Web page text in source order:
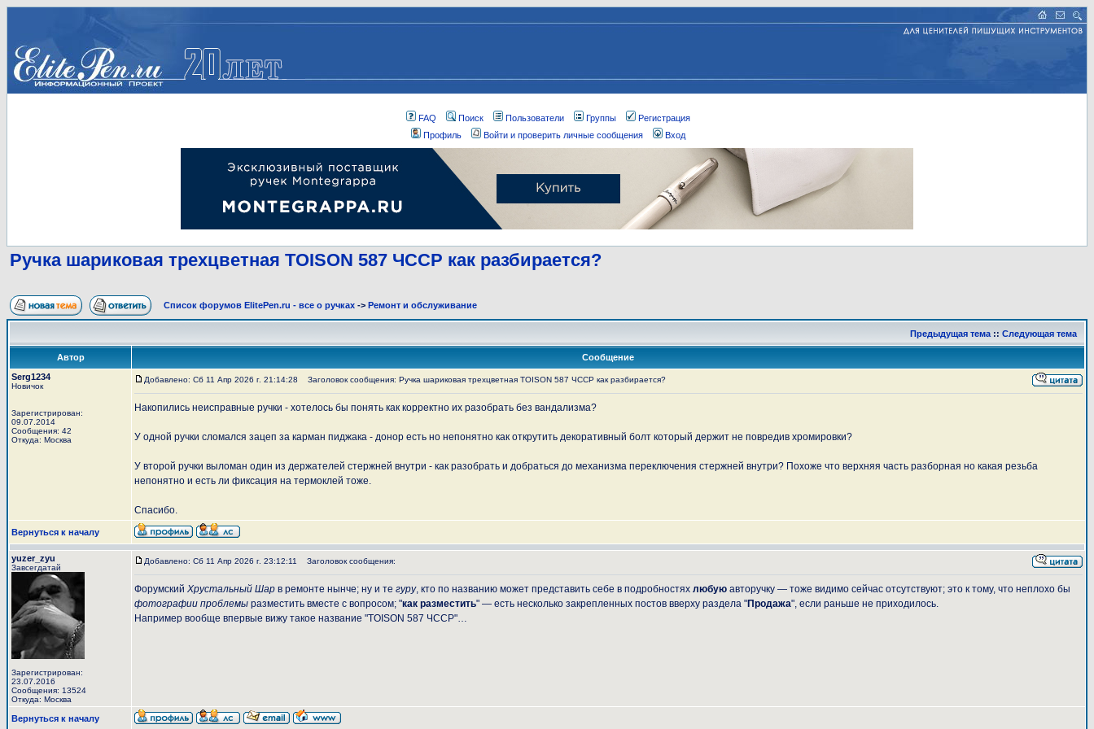
FAQ Поиск Пользователи Группы
Регистрация
Профиль
Войти и проверить личные сообщения Вход
Ручка шариковая трехцветная TOISON 587 ЧССР как разбирается?
Список форумов ElitePen.ru - все о ручках -> Ремонт и обслуживание
Предыдущая тема :: Следующая тема
Автор
Сообщение
Serg1234
Новичок
Зарегистрирован:
09.07.2014
Сообщения: 42
Откуда: Москва
Добавлено: Сб 11 Апр 2026 г. 21:14:28 Заголовок сообщения: Ручка шариковая трехцветная TOISON 587 ЧССР как разбирается?
Накопились неисправные ручки - хотелось бы понять как корректно их разобрать без вандализма?
У одной ручки сломался зацеп за карман пиджака - донор есть но непонятно как открутить декоративный болт который держит не повредив хромировки?
У второй ручки выломан один из держателей стержней внутри - как разобрать и добраться до механизма переключения стержней внутри? Похоже что верхняя часть разборная но какая резьба
непонятно и есть ли фиксация на термоклей тоже.
Спасибо.
Вернуться к началу
yuzer_zyu
Завсегдатай
Зарегистрирован:
23.07.2016
Сообщения: 13524
Откуда: Москва
Добавлено: Сб 11 Апр 2026 г. 23:12:11 Заголовок сообщения:
Форумский Хрустальный Шар в ремонте нынче; ну и те гуру, кто по названию может представить себе в подробностях любую авторучку — тоже видимо сейчас отсутствуют; это к тому, что неплохо бы
фотографии проблемы разместить вместе с вопросом; "как разместить" — есть несколько закрепленных постов вверху раздела "Продажа", если раньше не приходилось.
Например вообще впервые вижу такое название "TOISON 587 ЧССР"…
Вернуться к началу